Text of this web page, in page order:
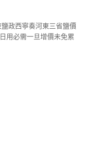
政西寧奏河東三省鹽價
用必需一旦增價未免累